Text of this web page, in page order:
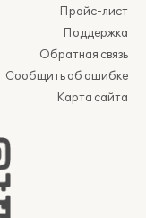
Прайс-лист
Поддержка
Обратная связь
Сообщить об ошибке
Карта сайта